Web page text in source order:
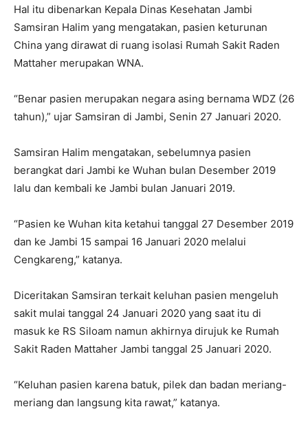
Hal itu dibenarkan Kepala Dinas Kesehatan Jambi
Samsiran Halim yang mengatakan, pasien keturunan
China yang dirawat di ruang isolasi Rumah Sakit Raden
Mattaher merupakan WNA.
“Benar pasien merupakan negara asing bernama WDZ (26
tahun),” ujar Samsiran di Jambi, Senin 27 Januari 2020.
Samsiran Halim mengatakan, sebelumnya pasien
berangkat dari Jambi ke Wuhan bulan Desember 2019
lalu dan kembali ke Jambi bulan Januari 2019.
“Pasien ke Wuhan kita ketahui tanggal 27 Desember 2019
dan ke Jambi 15 sampai 16 Januari 2020 melalui
Cengkareng,” katanya.
Diceritakan Samsiran terkait keluhan pasien mengeluh
sakit mulai tanggal 24 Januari 2020 yang saat itu di
masuk ke RS Siloam namun akhirnya dirujuk ke Rumah
Sakit Raden Mattaher Jambi tanggal 25 Januari 2020.
“Keluhan pasien karena batuk, pilek dan badan meriang-
meriang dan langsung kita rawat,” katanya.